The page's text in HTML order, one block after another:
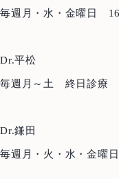
毎週月・水・金曜日
Dr.平松
毎週月～土 終日診療
Dr.鎌田
毎週月・火・水・金曜